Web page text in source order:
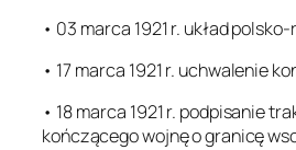
• 03 marca 1921 r. układ
• 17 marca 1921 r. uchwalenie
• 18 marca 1921 r. podpisanie
kończącego wojnę o granicę